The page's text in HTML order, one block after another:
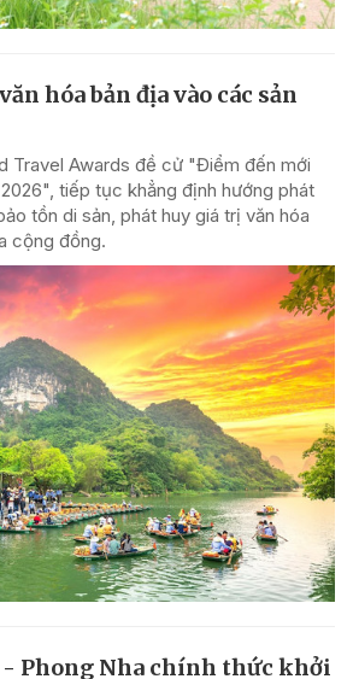
hóa bản địa vào các sản
Travel Awards đề cử "Điểm đến mới
tiếp tục khẳng định hướng phát
tồn di sản, phát huy giá trị văn hóa
cộng đồng.
- Phong Nha chính thức khởi